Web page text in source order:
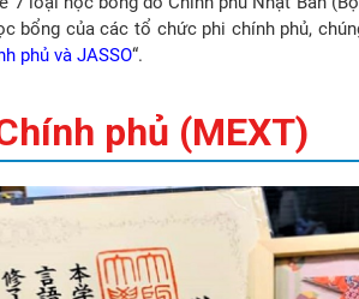
bổng của các tổ chức phi chính phủ,
phủ và JASSO“.
phủ (MEXT)